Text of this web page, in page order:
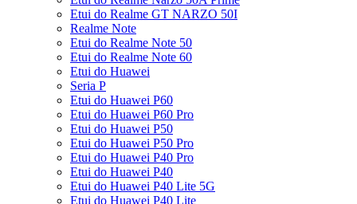
Etui do Realme GT NARZO 50I
Realme Note
Etui do Realme Note 50
Etui do Realme Note 60
Etui do Huawei
Seria P
Etui do Huawei P60
Etui do Huawei P60 Pro
Etui do Huawei P50
Etui do Huawei P50 Pro
Etui do Huawei P40 Pro
Etui do Huawei P40
Etui do Huawei P40 Lite 5G
Etui do Huawei P40 Lite